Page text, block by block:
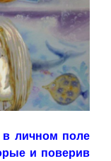
в личном поле
и поверив